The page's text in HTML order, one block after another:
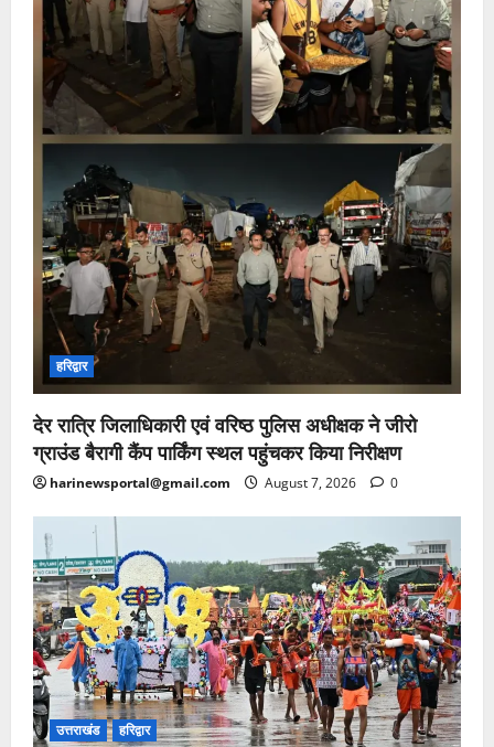
हरिद्वार
देर रात्रि जिलाधिकारी एवं वरिष्ठ पुलिस अधीक्षक ने जीरो
ग्राउंड बैरागी कैंप पार्किंग स्थल पहुंचकर किया निरीक्षण
harinewsportal@gmail.com August 7, 2026 0
उत्तराखंड हरिद्वार